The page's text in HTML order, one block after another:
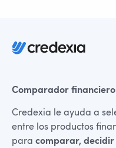
Comparador financiero
Credexia le ayuda a
entre los productos
para comparar,